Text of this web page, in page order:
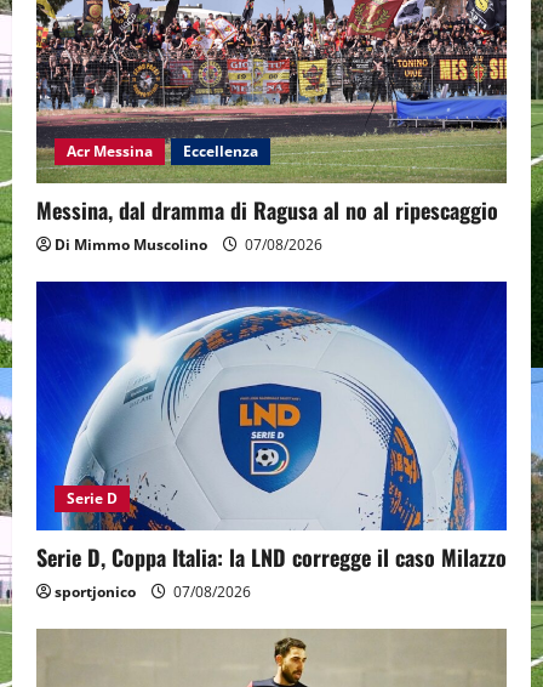
Acr Messina Eccellenza
Messina, dal dramma di Ragusa al no al ripescaggio
Di Mimmo Muscolino 07/08/2026
Serie D
Serie D, Coppa Italia: la LND corregge il caso Milazzo
sportjonico 07/08/2026